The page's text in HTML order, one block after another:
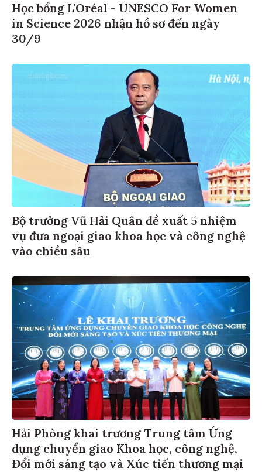
Học bổng L'Oréal - UNESCO For Women
in Science 2026 nhận hồ sơ đến ngày
30/9
Bộ trưởng Vũ Hải Quân đề xuất 5 nhiệm
vụ đưa ngoại giao khoa học và công nghệ
vào chiều sâu
Hải Phòng khai trương Trung tâm Ứng
dụng chuyển giao Khoa học, công nghệ,
Đổi mới sáng tạo và Xúc tiến thương mại